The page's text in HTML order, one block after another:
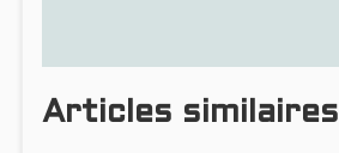
Articles similaires